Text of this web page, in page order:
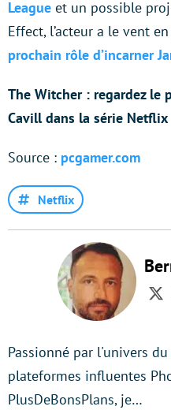
League et un possible
Effect, l’acteur a le vent
prochain rôle d’incarner
The Witcher : regardez le
Cavill dans la série Netflix
Source : pcgamer.com
Netflix
Passionné par l'univers
plateformes influentes
PlusDeBonsPlans, je…